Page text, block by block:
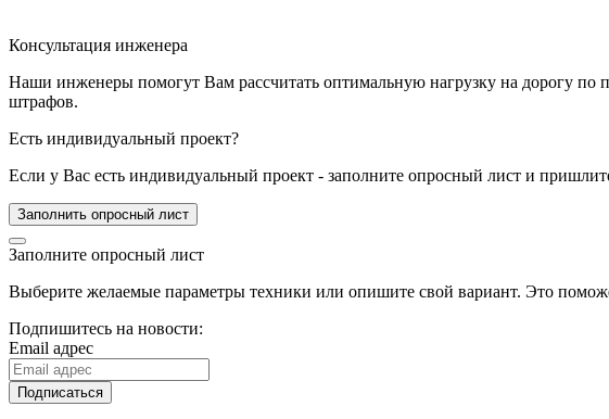
Консультация инженера
Наши инженеры помогут Вам рассчитать оптимальную нагрузку на дорогу по
штрафов.
Есть индивидуальный проект?
Если у Вас есть индивидуальный проект - заполните опросный лист и
Заполнить опросный лист
Заполните опросный лист
Выберите желаемые параметры техники или опишите свой вариант. Это
Подпишитесь на новости:
Email адрес
Подписаться